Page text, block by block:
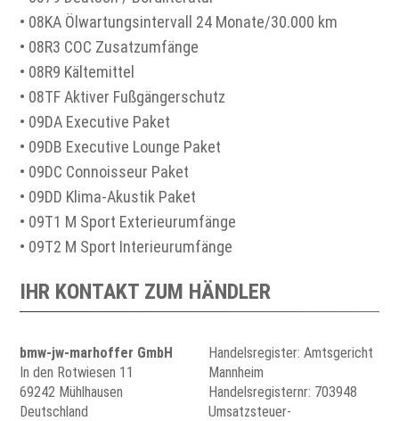
• 08KA Ölwartungsintervall 24 Monate/30.000 km
• 08R3 COC Zusatzumfänge
• 08R9 Kältemittel
• 08TF Aktiver Fußgängerschutz
• 09DA Executive Paket
• 09DB Executive Lounge Paket
• 09DC Connoisseur Paket
• 09DD Klima-Akustik Paket
• 09T1 M Sport Exterieurumfänge
• 09T2 M Sport Interieurumfänge
IHR KONTAKT ZUM HÄNDLER
bmw-jw-marhoffer GmbH
In den Rotwiesen 11
69242 Mühlhausen
Deutschland
Handelsregister: Amtsgericht
Mannheim
Handelsregisternr: 703948
Umsatzsteuer-